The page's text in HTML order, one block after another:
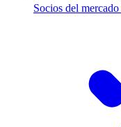
Socios del mercado